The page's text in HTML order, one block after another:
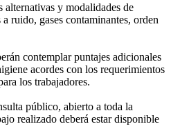
alternativas y modalidades de
ruido, gases contaminantes, orden
contemplar puntajes adicionales
acordes con los requerimientos
los trabajadores.
público, abierto a toda la
realizado deberá estar disponible